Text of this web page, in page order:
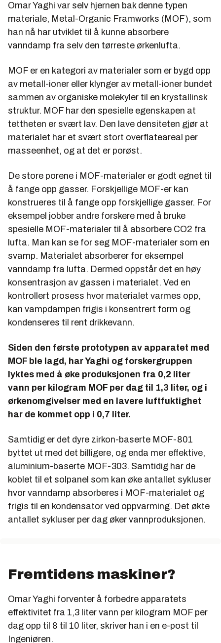
Omar Yaghi var selv hjernen bak denne typen
materiale, Metal-Organic Framworks (MOF), som
han nå har utviklet til å kunne absorbere
vanndamp fra selv den tørreste ørkenlufta.
MOF er en kategori av materialer som er bygd opp
av metall-ioner eller klynger av metall-ioner bundet
sammen av organiske molekyler til en krystallinsk
struktur. MOF har den spesielle egenskapen at
tettheten er svært lav. Den lave densiteten gjør at
materialet har et svært stort overflateareal per
masseenhet, og at det er porøst.
De store porene i MOF-materialer er godt egnet til
å fange opp gasser. Forskjellige MOF-er kan
konstrueres til å fange opp forskjellige gasser. For
eksempel jobber andre forskere med å bruke
spesielle MOF-materialer til å absorbere CO2 fra
lufta. Man kan se for seg MOF-materialer som en
svamp. Materialet absorberer for eksempel
vanndamp fra lufta. Dermed oppstår det en høy
konsentrasjon av gassen i materialet. Ved en
kontrollert prosess hvor materialet varmes opp,
kan vampdampen frigis i konsentrert form og
kondenseres til rent drikkevann.
Siden den første prototypen av apparatet med
MOF ble lagd, har Yaghi og forskergruppen
lyktes med å øke produksjonen fra 0,2 liter
vann per kilogram MOF per dag til 1,3 liter, og i
ørkenomgivelser med en lavere luftfuktighet
har de kommet opp i 0,7 liter.
Samtidig er det dyre zirkon-baserte MOF-801
byttet ut med det billigere, og enda mer effektive,
aluminium-baserte MOF-303. Samtidig har de
koblet til et solpanel som kan øke antallet sykluser
hvor vanndamp absorberes i MOF-materialet og
frigis til en kondensator ved oppvarming. Det økte
antallet sykluser per dag øker vannproduksjonen.
Fremtidens maskiner?
Omar Yaghi forventer å forbedre apparatets
effektivitet fra 1,3 liter vann per kilogram MOF per
dag opp til 8 til 10 liter, skriver han i en e-post til
Ingeniøren.